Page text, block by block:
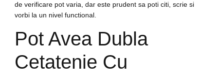
de verificare pot varia, dar este prudent sa poti citi, scrie si
vorbi la un nivel functional.
Pot Avea Dubla
Cetatenie Cu